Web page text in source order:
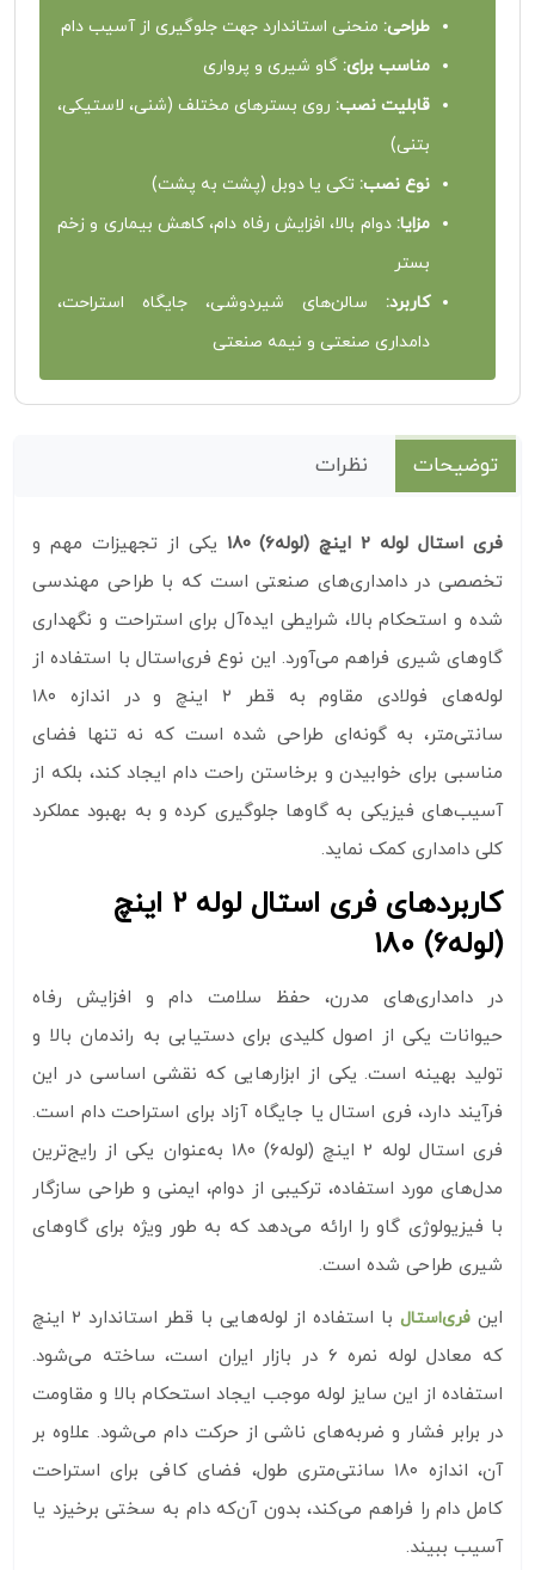
طراحی: منحنی استاندارد جهت جلوگیری از آسیب دام
مناسب برای: گاو شیری و پرواری
قابلیت نصب: روی بسترهای مختلف (شنی، لاستیکی،
بتنی)
نوع نصب: تکی یا دوبل (پشت به پشت)
مزایا: دوام بالا، افزایش رفاه دام، کاهش بیماری و زخم
بستر
کاربرد: سالن‌های شیردوشی، جایگاه استراحت،
دامداری صنعتی و نیمه‌ صنعتی
توضیحات نظرات
فری استال لوله 2 اینچ (لوله6) 180
یکی از تجهیزات مهم و
تخصصی در دامداری‌های صنعتی است که با طراحی مهندسی‌
شده و استحکام بالا، شرایطی ایده‌آل برای استراحت و نگهداری
گاوهای شیری فراهم می‌آورد. این نوع فری‌استال با استفاده از
لوله‌های فولادی مقاوم به قطر ۲ اینچ و در اندازه ۱۸۰
سانتی‌متر، به گونه‌ای طراحی شده است که نه تنها فضای
مناسبی برای خوابیدن و برخاستن راحت دام ایجاد کند، بلکه از
آسیب‌های فیزیکی به گاوها جلوگیری کرده و به بهبود عملکرد
کلی دامداری کمک نماید.
کاربردهای فری استال لوله 2 اینچ
(لوله6) 180
در دامداری‌های مدرن، حفظ سلامت دام و افزایش رفاه
حیوانات یکی از اصول کلیدی برای دستیابی به راندمان بالا و
تولید بهینه است. یکی از ابزارهایی که نقشی اساسی در این
فرآیند دارد، فری استال یا جایگاه آزاد برای استراحت دام است.
فری استال لوله 2 اینچ (لوله6) 180 به‌عنوان یکی از رایج‌ترین
مدل‌های مورد استفاده، ترکیبی از دوام، ایمنی و طراحی سازگار
با فیزیولوژی گاو را ارائه می‌دهد که به طور ویژه برای گاوهای
شیری طراحی شده است.
این فری‌استال
با استفاده از لوله‌هایی با قطر استاندارد ۲ اینچ
که معادل لوله نمره ۶ در بازار ایران است، ساخته می‌شود.
استفاده از این سایز لوله موجب ایجاد استحکام بالا و مقاومت
در برابر فشار و ضربه‌های ناشی از حرکت دام می‌شود. علاوه بر
آن، اندازه ۱۸۰ سانتی‌متری طول، فضای کافی برای استراحت
کامل دام را فراهم می‌کند، بدون آن‌که دام به سختی برخیزد یا
آسیب ببیند.